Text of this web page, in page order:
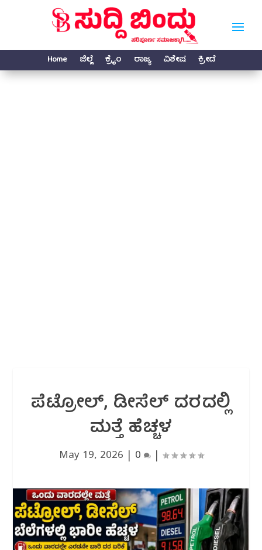
Home ಜಿಲ್ಲೆ ಕ್ರೈಂ ರಾಜ್ಯ ವಿಶೇಷ ಕ್ರೀಡೆ
ಪೆಟ್ರೋಲ್, ಡೀಸೆಲ್ ದರದಲ್ಲಿ
ಮತ್ತೆ ಹೆಚ್ಚಳ
May 19, 2026 0 |